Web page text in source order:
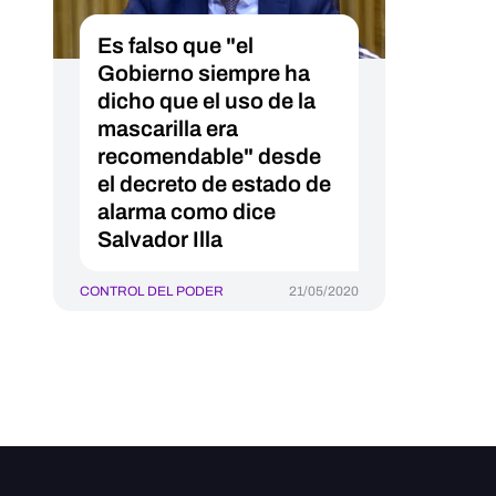
Es falso que "el
Gobierno siempre ha
dicho que el uso de la
mascarilla era
recomendable" desde
el decreto de estado de
alarma como dice
Salvador Illa
CONTROL DEL PODER 21/05/2020